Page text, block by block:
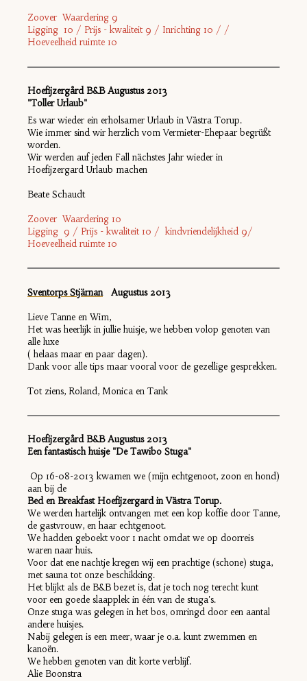
Zoover Waardering 9
Ligging 10 / Prijs - kwaliteit 9 / Inrichting 10 / /
Hoeveelheid ruimte 10
Hoefijzergård B&B Augustus 2013
"Toller Urlaub"
Es war wieder ein erholsamer Urlaub in Västra Torup.
Wie immer sind wir herzlich vom Vermieter-Ehepaar begrüßt
worden.
Wir werden auf jeden Fall nächstes Jahr wieder in
Hoefijzergard Urlaub machen
Beate Schaudt
Zoover Waardering 10
Ligging 9 / Prijs - kwaliteit 10 / kindvriendelijkheid 9/
Hoeveelheid ruimte 10
Sventorps Stjärnan Augustus 2013
Lieve Tanne en Wim,
Het was heerlijk in jullie huisje, we hebben volop genoten van
alle luxe
( helaas maar en paar dagen).
Dank voor alle tips maar vooral voor de gezellige gesprekken.
Tot ziens, Roland, Monica en Tank
Hoefijzergård B&B Augustus 2013
Een fantastisch huisje "De Tawibo Stuga"
Op 16-08-2013 kwamen we (mijn echtgenoot, zoon en hond)
aan bij de
Bed en Breakfast Hoefijzergard in Västra Torup.
We werden hartelijk ontvangen met een kop koffie door Tanne,
de gastvrouw, en haar echtgenoot.
We hadden geboekt voor 1 nacht omdat we op doorreis
waren naar huis.
Voor dat ene nachtje kregen wij een prachtige (schone) stuga,
met sauna tot onze beschikking.
Het blijkt als de B&B bezet is, dat je toch nog terecht kunt
voor een goede slaapplek in één van de stuga's.
Onze stuga was gelegen in het bos, omringd door een aantal
andere huisjes.
Nabij gelegen is een meer, waar je o.a. kunt zwemmen en
kanoën.
We hebben genoten van dit korte verblijf.
Alie Boonstra